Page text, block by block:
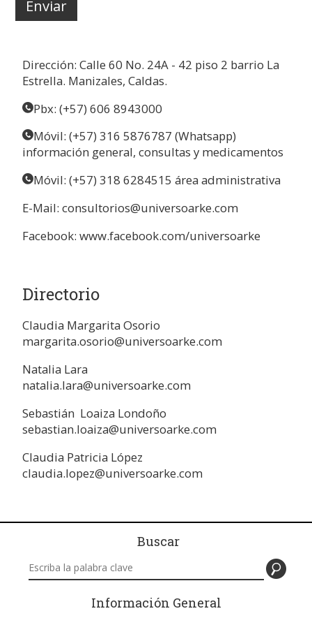
Dirección: Calle 60 No. 24A - 42 piso 2 barrio La
Estrella. Manizales, Caldas.
Pbx: (+57) 606 8943000
Móvil: (+57) 316 5876787 (Whatsapp)
información general, consultas y medicamentos
Móvil: (+57) 318 6284515 área administrativa
E-Mail:consultorios@universoarke.com
Facebook:www.facebook.com/universoarke
Directorio
Claudia Margarita Osorio
margarita.osorio@universoarke.com
Natalia Lara
natalia.lara@universoarke.com
Sebastián Loaiza Londoño
sebastian.loaiza@universoarke.com
Claudia Patricia López
claudia.lopez@universoarke.com
Buscar
Buscar en este sitio
Información General